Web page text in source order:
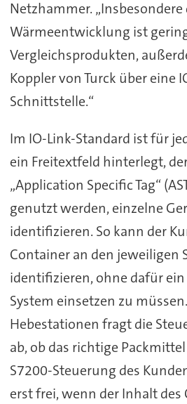
Netzhammer. „Insbesondere
Wärmeentwicklung ist
Vergleichsprodukten,
Koppler von Turck über eine
Schnittstelle.“
Im IO-Link-Standard ist für
ein Freitextfeld hinterlegt,
„Application Specific Tag“
genutzt werden, einzelne
identifizieren. So kann der
Container an den jeweiligen
identifizieren, ohne dafür ein
System einsetzen zu
Hebestationen fragt die
ab, ob das richtige
S7200-Steuerung des
erst frei, wenn der Inhalt des